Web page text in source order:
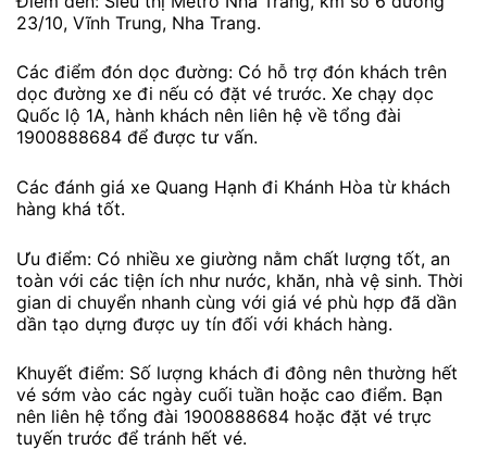
23/10, Vĩnh Trung, Nha Trang.
Các điểm đón dọc đường: Có hỗ trợ đón khách trên
dọc đường xe đi nếu có đặt vé trước. Xe chạy dọc
Quốc lộ 1A, hành khách nên liên hệ về tổng đài
1900888684 để được tư vấn.
Các đánh giá xe Quang Hạnh đi Khánh Hòa từ khách
hàng khá tốt.
Ưu điểm: Có nhiều xe giường nằm chất lượng tốt, an
toàn với các tiện ích như nước, khăn, nhà vệ sinh. Thời
gian di chuyển nhanh cùng với giá vé phù hợp đã dần
dần tạo dựng được uy tín đối với khách hàng.
Khuyết điểm: Số lượng khách đi đông nên thường hết
vé sớm vào các ngày cuối tuần hoặc cao điểm. Bạn
nên liên hệ tổng đài 1900888684 hoặc đặt vé trực
tuyến trước để tránh hết vé.